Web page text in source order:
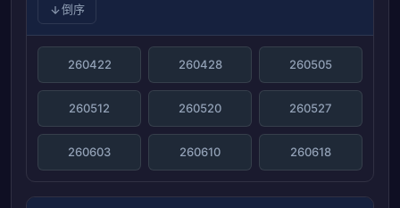
倒序
260422 260428 260505
260512 260520 260527
260603 260610 260618